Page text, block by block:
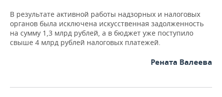
В результате активной работы надзорных и налоговых
органов была исключена искусственная задолженность
на сумму 1,3 млрд рублей, а в бюджет уже поступило
свыше 4 млрд рублей налоговых платежей.
Рената Валеева